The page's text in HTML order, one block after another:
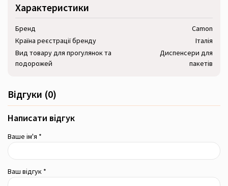
Характеристики
Бренд
Camon
Країна реєстрації бренду
Італія
Вид товару для прогулянок та
подорожей
Диспенсери для
пакетів
Відгуки (0)
Написати відгук
Ваше ім'я *
Ваш відгук *